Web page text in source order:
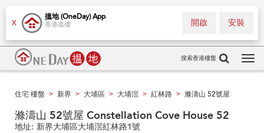
X
搵地 (OneDay) App
香港搵樓 安裝
開啟
搜索香港樓盤
住宅 樓盤 > 新界 > 大埔區 > 大埔滘 > 紅林路 > 滌濤山 52號屋
滌濤山 52號屋 Constellation Cove House 52
地址: 新界大埔區大埔滘紅林路1號